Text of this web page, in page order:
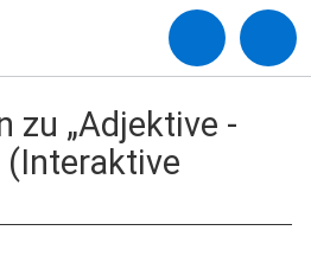
zu „Adjektive -